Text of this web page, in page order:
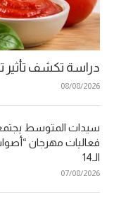
دراسة تكشف تأثير
08/08/2026
سيدات المتوسط
فعاليات مهرجان
الـ14
07/08/2026